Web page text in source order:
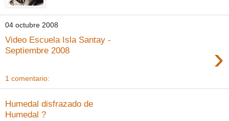
04 octubre 2008
Video Escuela Isla Santay -
Septiembre 2008
›
1 comentario:
Humedal disfrazado de
Humedal ?